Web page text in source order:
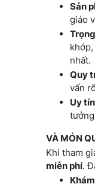
Sản
giáo
nhất.
Quy
vấn
Uy
VÀ MÓN
Khi tham
miễn phí.